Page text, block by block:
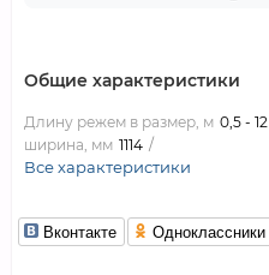
Общие характеристики
Длину режем в размер, м 0,5 - 12
ширина, мм 1114
Все характеристики
Вконтакте Одноклассники